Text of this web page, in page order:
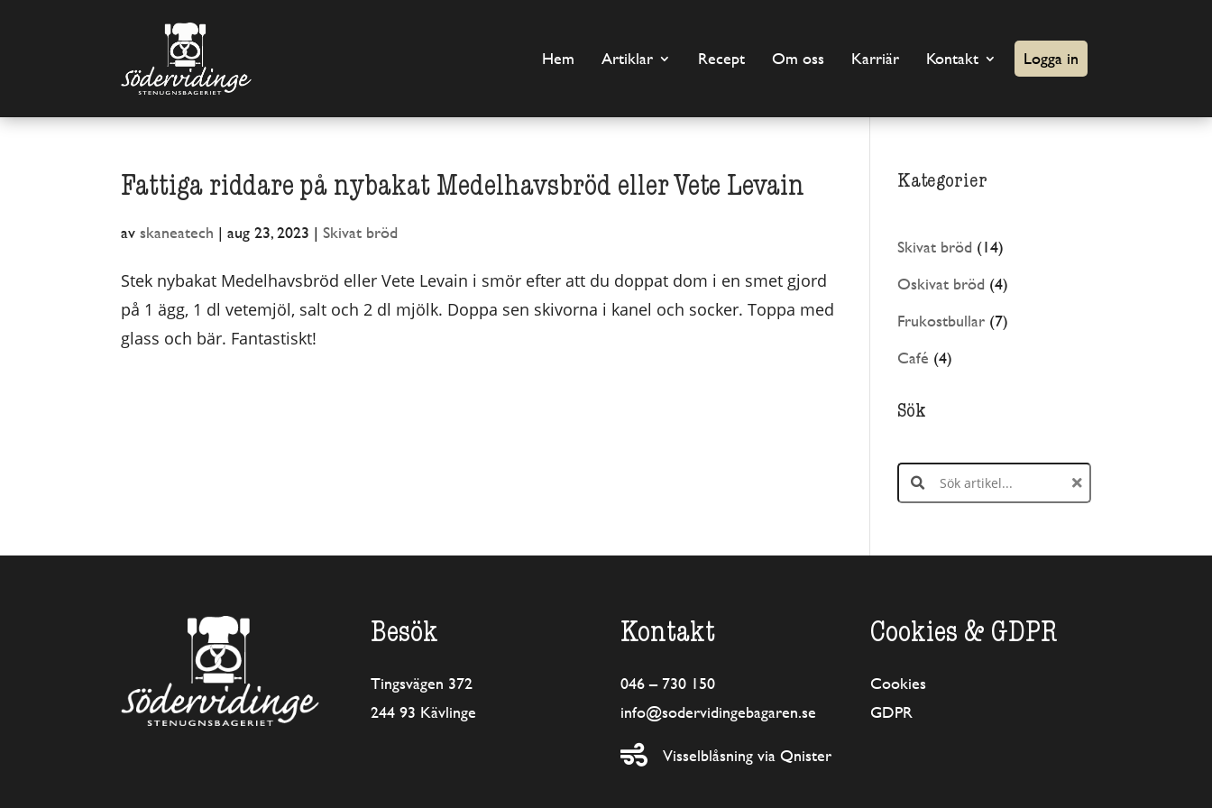
Hem Artiklar Recept Om oss Karriär Kontakt Logga in
Fattiga riddare på nybakat Medelhavsbröd eller Vete Levain
avskaneatech |aug 23, 2023 |Skivat bröd
Stek nybakat Medelhavsbröd eller Vete Levain i smör efter att du doppat dom i en smet gjord
på 1 ägg, 1 dl vetemjöl, salt och 2 dl mjölk. Doppa sen skivorna i kanel och socker. Toppa med
glass och bär. Fantastiskt!
Kategorier
Skivat bröd 1414
produkter
Oskivat bröd 44
produkter
Frukostbullar 77
Café 44
Sök
Search products:
Besök
Tingsvägen 372
244 93 Kävlinge
Kontakt
046 – 730 150
info@sodervidingebagaren.se
 Visselblåsning via Qnister
Cookies & GDPR
Cookies
GDPR